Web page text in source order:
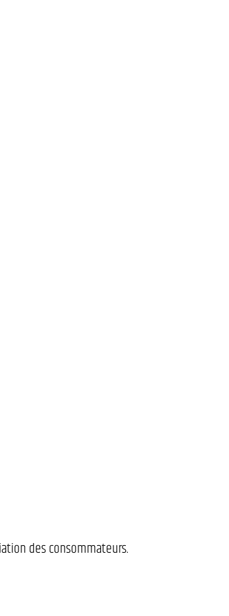
des consommateurs.